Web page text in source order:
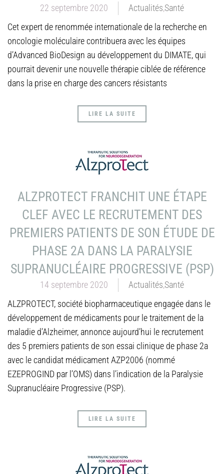
22 septembre 2020 Actualités,Santé
Cet expert de renommée internationale de la recherche en
oncologie moléculaire contribuera avec les équipes
d’Advanced BioDesign au développement du DIMATE, qui
pourrait devenir une nouvelle thérapie ciblée de référence
dans la prise en charge des cancers résistants
LIRE LA SUITE
ALZPROTECT FRANCHIT UNE ÉTAPE
CLEF AVEC LE RECRUTEMENT DES
PREMIERS PATIENTS DE SON ÉTUDE DE
PHASE 2A DANS LA PARALYSIE
SUPRANUCLÉAIRE PROGRESSIVE (PSP)
14 septembre 2020 Actualités,Santé
ALZPROTECT, société biopharmaceutique engagée dans le
développement de médicaments pour le traitement de la
maladie d’Alzheimer, annonce aujourd’hui le recrutement
des 5 premiers patients de son essai clinique de phase 2a
avec le candidat médicament AZP2006 (nommé
EZEPROGIND par l’OMS) dans l’indication de la Paralysie
Supranucléaire Progressive (PSP).
LIRE LA SUITE